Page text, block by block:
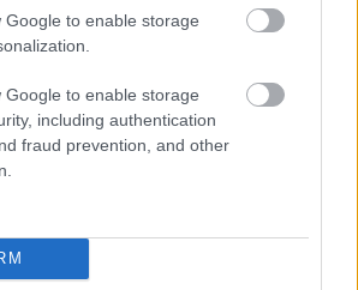
Google to enable storage
Google to enable storage
including authentication
fraud prevention, and other
országot gazdagokra,
szegényekre osztó
rendszer, magyarán
haszonélvezőinek